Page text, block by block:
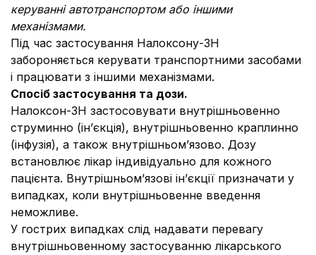
керуванні автотранспортом або іншими
механізмами.
Під час застосування Налоксону-ЗН
забороняється керувати транспортними засобами
і працювати з іншими механізмами.
Спосіб застосування та дози.
Налоксон-ЗН застосовувати внутрішньовенно
струминно (ін’єкція), внутрішньовенно краплинно
(інфузія), а також внутрішньом’язово. Дозу
встановлює лікар індивідуально для кожного
пацієнта. Внутрішньом’язові ін’єкції призначати у
випадках, коли внутрішньовенне введення
неможливе.
У гострих випадках слід надавати перевагу
внутрішньовенному застосуванню лікарського